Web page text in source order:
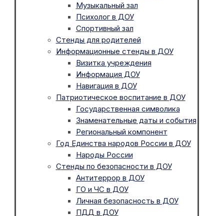
Музыкальный зал
Психолог в ДОУ
Спортивный зал
Стенды для родителей
Информационные стенды в ДОУ
Визитка учреждения
Информация ДОУ
Навигация в ДОУ
Патриотическое воспитание в ДОУ
Государственная символика
Знаменательные даты и события
Региональный компонент
Год Единства народов России в ДОУ
Народы России
Стенды по безопасности в ДОУ
Антитеррор в ДОУ
ГО и ЧС в ДОУ
Личная безопасность в ДОУ
ПДД в ДОУ